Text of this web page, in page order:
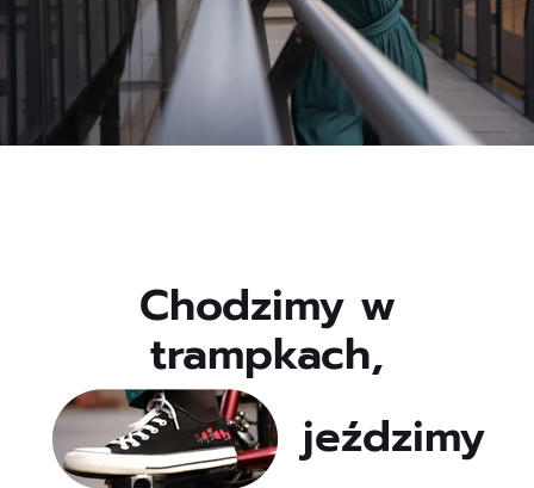
Chodzimy w
trampkach,
jeździmy